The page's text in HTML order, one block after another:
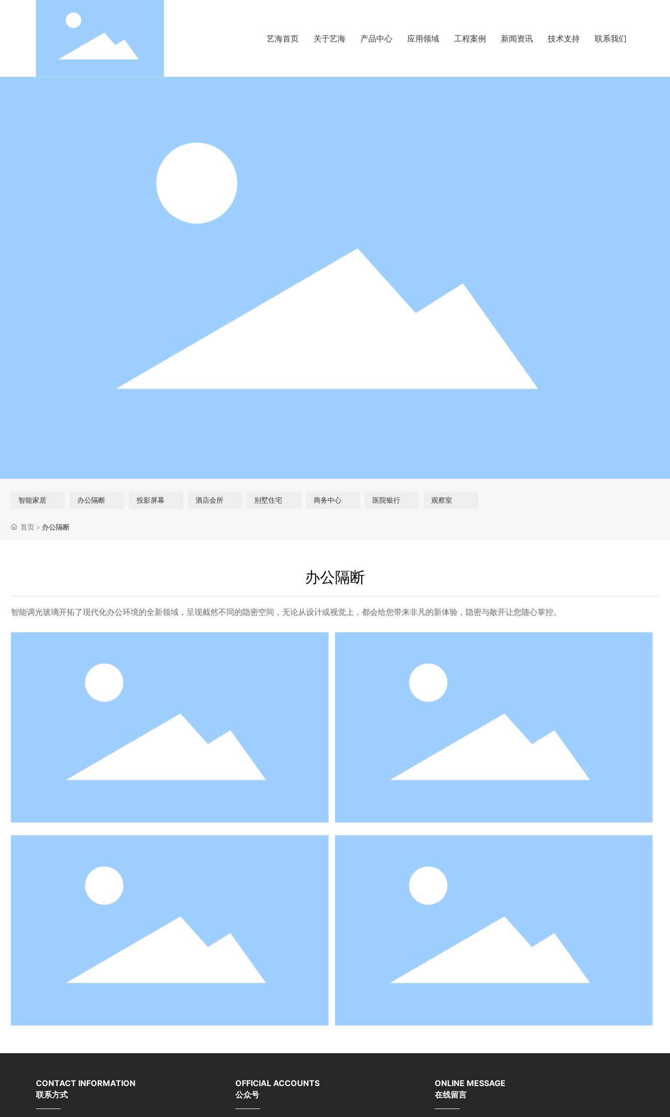
艺海首页 关于艺海 产品中心 应用领域 工程案例 新闻资讯 技术支持 联系我们
智能家居 办公隔断 投影屏幕 酒店会所 别墅住宅 商务中心 医院银行 观察室
首页 办公隔断
办公隔断
智能调光玻璃开拓了现代化办公环境的全新领域，呈现截然不同的隐密空间，无论从设计或视觉上，都会给您带来非凡的新体验，隐密与敞开让您随心掌控。
CONTACT INFORMATION
联系方式
OFFICIAL ACCOUNTS
公众号
ONLINE MESSAGE
在线留言